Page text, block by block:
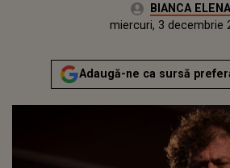
Autor:BIANCA ELENA
miercuri, 3 decembrie 2025
Actualizat:
miercuri, 3 decembrie
Adaugă-ne ca sursă